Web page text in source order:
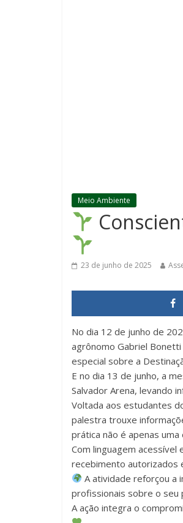
Meio Ambiente
23 de junho de 2025
No dia 12 de junho de
agrônomo Gabriel
especial sobre a
E no dia 13 de junho, a
Salvador Arena, levando
Voltada aos estudantes
palestra trouxe
prática não é apenas
Com linguagem
recebimento autorizados
A atividade reforçou a
profissionais sobre o seu
A ação integra o